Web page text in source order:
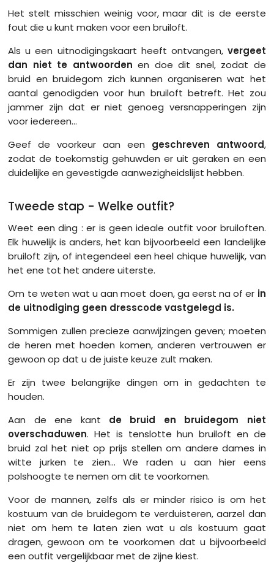
Het stelt misschien weinig voor, maar dit is de eerste
fout die u kunt maken voor een bruiloft.
Als u een uitnodigingskaart heeft ontvangen, vergeet
dan niet te antwoorden en doe dit snel, zodat de
bruid en bruidegom zich kunnen organiseren wat het
aantal genodigden voor hun bruiloft betreft. Het zou
jammer zijn dat er niet genoeg versnapperingen zijn
voor iedereen...
Geef de voorkeur aan een geschreven antwoord,
zodat de toekomstig gehuwden er uit geraken en een
duidelijke en gevestigde aanwezigheidslijst hebben.
Tweede stap - Welke outfit?
Weet een ding : er is geen ideale outfit voor bruiloften.
Elk huwelijk is anders, het kan bijvoorbeeld een landelijke
bruiloft zijn, of integendeel een heel chique huwelijk, van
het ene tot het andere uiterste.
Om te weten wat u aan moet doen, ga eerst na of er in
de uitnodiging geen dresscode vastgelegd is.
Sommigen zullen precieze aanwijzingen geven; moeten
de heren met hoeden komen, anderen vertrouwen er
gewoon op dat u de juiste keuze zult maken.
Er zijn twee belangrijke dingen om in gedachten te
houden.
Aan de ene kant de bruid en bruidegom niet
overschaduwen. Het is tenslotte hun bruiloft en de
bruid zal het niet op prijs stellen om andere dames in
witte jurken te zien... We raden u aan hier eens
polshoogte te nemen om dit te voorkomen.
Voor de mannen, zelfs als er minder risico is om het
kostuum van de bruidegom te verduisteren, aarzel dan
niet om hem te laten zien wat u als kostuum gaat
dragen, gewoon om te voorkomen dat u bijvoorbeeld
een outfit vergelijkbaar met de zijne kiest.